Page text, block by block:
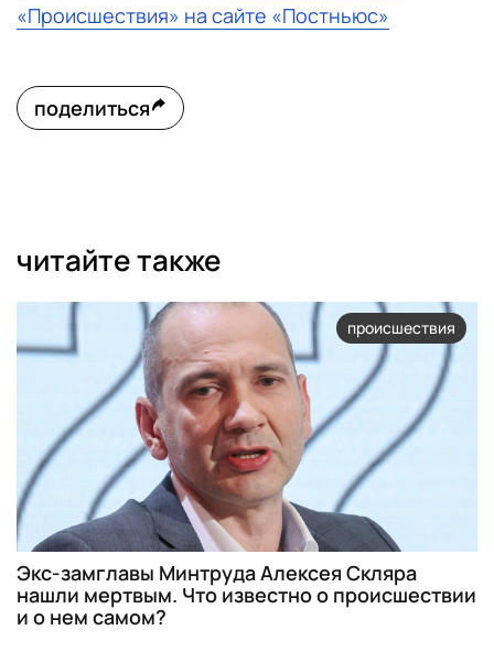
«Происшествия» на сайте «Постньюс»
поделиться
читайте также
происшествия
Экс-замглавы Минтруда Алексея Скляра
нашли мертвым. Что известно о происшествии
и о нем самом?